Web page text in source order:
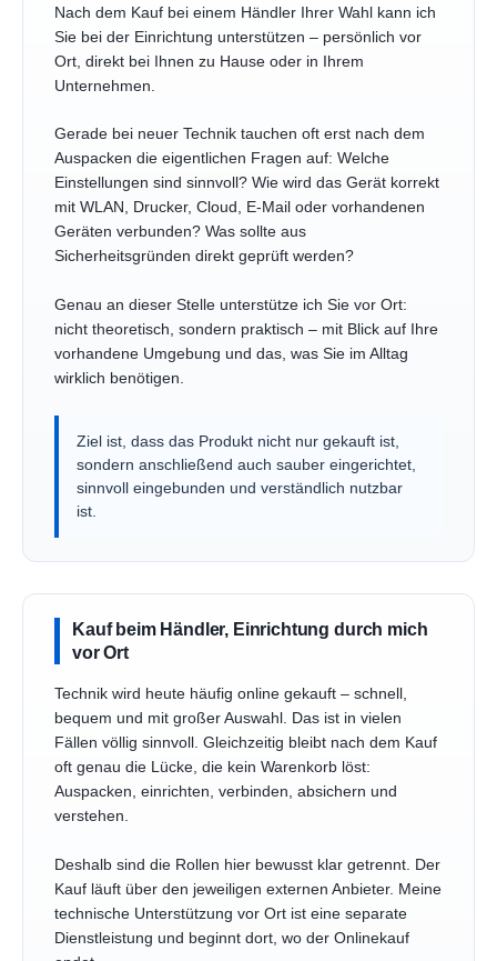
Nach dem Kauf bei einem Händler Ihrer Wahl kann ich
Sie bei der Einrichtung unterstützen – persönlich vor
Ort, direkt bei Ihnen zu Hause oder in Ihrem
Unternehmen.
Gerade bei neuer Technik tauchen oft erst nach dem
Auspacken die eigentlichen Fragen auf: Welche
Einstellungen sind sinnvoll? Wie wird das Gerät korrekt
mit WLAN, Drucker, Cloud, E-Mail oder vorhandenen
Geräten verbunden? Was sollte aus
Sicherheitsgründen direkt geprüft werden?
Genau an dieser Stelle unterstütze ich Sie vor Ort:
nicht theoretisch, sondern praktisch – mit Blick auf Ihre
vorhandene Umgebung und das, was Sie im Alltag
wirklich benötigen.
Ziel ist, dass das Produkt nicht nur gekauft ist,
sondern anschließend auch sauber eingerichtet,
sinnvoll eingebunden und verständlich nutzbar
ist.
Kauf beim Händler, Einrichtung durch mich
vor Ort
Technik wird heute häufig online gekauft – schnell,
bequem und mit großer Auswahl. Das ist in vielen
Fällen völlig sinnvoll. Gleichzeitig bleibt nach dem Kauf
oft genau die Lücke, die kein Warenkorb löst:
Auspacken, einrichten, verbinden, absichern und
verstehen.
Deshalb sind die Rollen hier bewusst klar getrennt. Der
Kauf läuft über den jeweiligen externen Anbieter. Meine
technische Unterstützung vor Ort ist eine separate
Dienstleistung und beginnt dort, wo der Onlinekauf